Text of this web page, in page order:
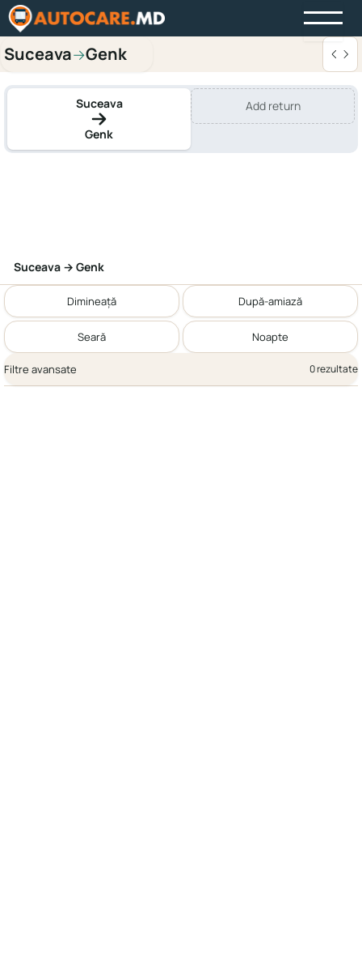
Suceava→Genk
Suceava
Genk
Add return
Suceava → Genk
Dimineață După-amiază
Seară Noapte
Filtre avansate 0 rezultate